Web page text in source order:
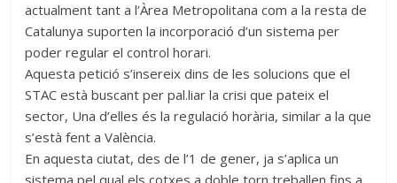
actualment tant a l’Àrea Metropolitana com a la resta de
Catalunya suporten la incorporació d’un sistema per
poder regular el control horari.
Aquesta petició s’insereix dins de les solucions que el
STAC està buscant per pal.liar la crisi que pateix el
sector, Una d’elles és la regulació horària, similar a la que
s’està fent a València.
En aquesta ciutat, des de l’1 de gener, ja s’aplica un
sistema pel qual els cotxes a doble torn treballen fins a